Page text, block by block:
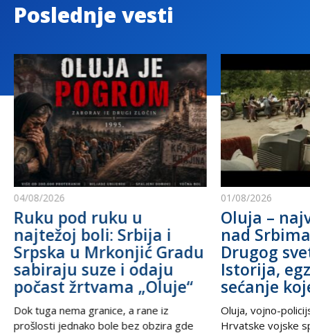
Poslednje vesti
04/08/2026
Ruku pod ruku u
najtežoj boli: Srbija i
Srpska u Mrkonjić Gradu
sabiraju suze i odaju
počast žrtvama „Oluje“
Dok tuga nema granice, a rane iz
prošlosti jednako bole bez obzira gde
01/08/2026
Oluja –
nad
Drugog
Istorija,
sećanje
Oluja, vojno-
Hrvatske vojske